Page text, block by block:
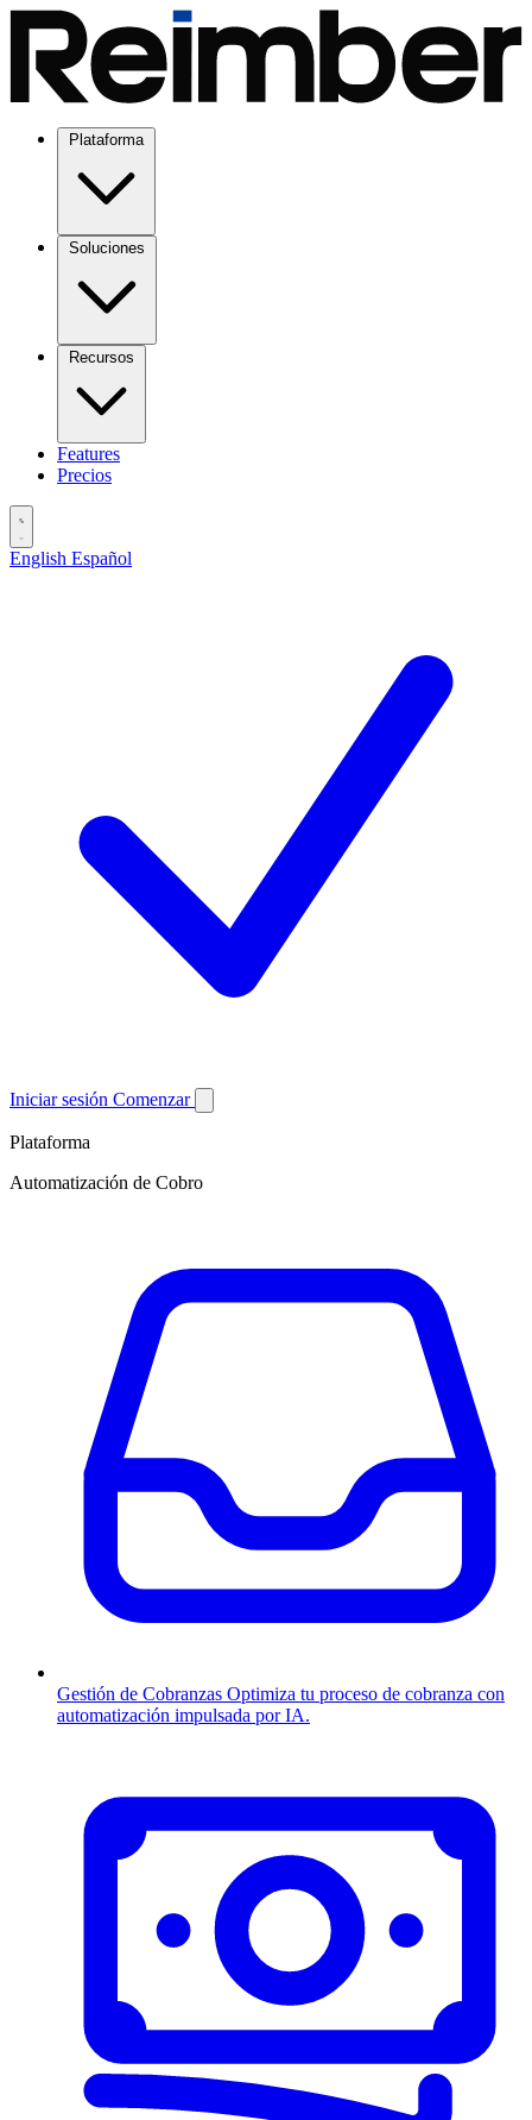
Features
Precios
English Español
Iniciar sesión Comenzar
Plataforma
Automatización de Cobro
Gestión de Cobranzas Optimiza tu proceso de cobranza con
automatización impulsada por IA.